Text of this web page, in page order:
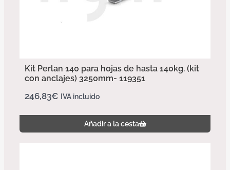
Kit Perlan 140 para hojas de hasta 140kg. (kit
con anclajes) 3250mm- 119351
246,83€ IVA incluido
Añadir a la cesta